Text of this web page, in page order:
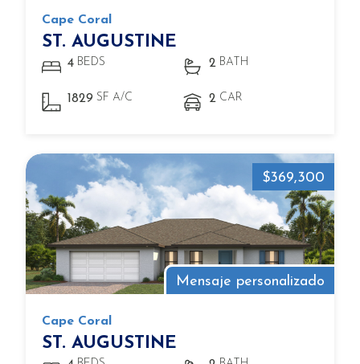
Cape Coral
ST. AUGUSTINE
4 BEDS 2 BATH
1829 SF A/C 2 CAR
Mensaje personalizado
$369,300
Cape Coral
ST. AUGUSTINE